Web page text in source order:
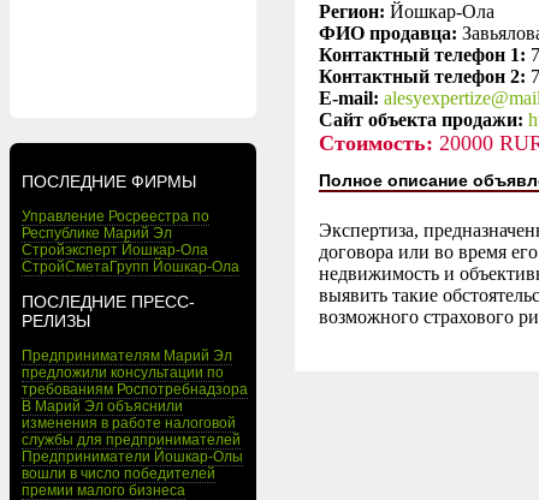
ПОСЛЕДНИЕ ФИРМЫ
Управление Росреестра по
Республике Марий Эл
Стройэксперт Йошкар-Ола
СтройСметаГрупп Йошкар-Ола
ПОСЛЕДНИЕ ПРЕСС-
РЕЛИЗЫ
Предпринимателям Марий Эл
предложили консультации по
требованиям Роспотребнадзора
В Марий Эл объяснили
изменения в работе налоговой
службы для предпринимателей
Предприниматели Йошкар-Олы
вошли в число победителей
премии малого бизнеса
Регион: Йошкар-Ола
ФИО продавца:
Контактный телефон 1:
Контактный телефон 2:
E-mail:
Сайт объекта продажи:
Стоимость: 20000
Полное описание
Экспертиза,
договора или во время
недвижимость и
выявить такие
возможного страхового